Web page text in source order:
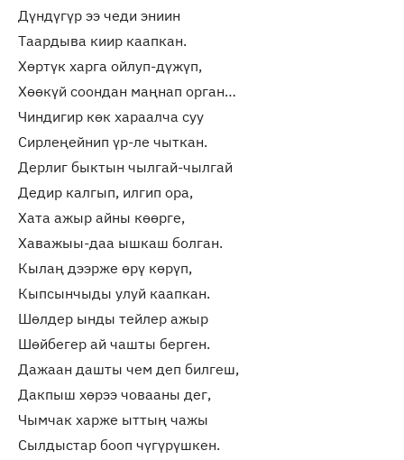
Дүндүгүр ээ чеди эниин
Таардыва киир каапкан.
Хөртүк харга ойлуп-дүжүп,
Хөөкүй соондан маңнап орган…
Чиндигир көк хараалча суу
Сирлеңейнип үр-ле чыткан.
Дерлиг быктын чылгай-чылгай
Дедир калгып, илгип ора,
Хата ажыр айны көөрге,
Хаважыы-даа ышкаш болган.
Кылаң дээрже өрү көрүп,
Кыпсынчыды улуй каапкан.
Шөлдер ынды тейлер ажыр
Шөйбегер ай чашты берген.
Дажаан дашты чем деп билгеш,
Дакпыш хөрээ човааны дег,
Чымчак харже ыттың чажы
Сылдыстар бооп чүгүрүшкен.